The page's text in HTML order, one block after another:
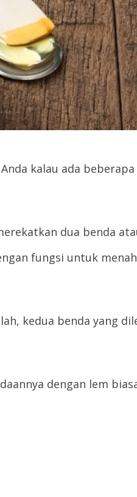
kalau ada
dua benda
fungsi untuk
kedua benda yang
dengan lem